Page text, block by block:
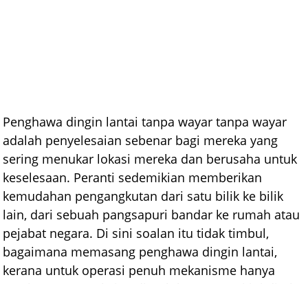
Penghawa dingin lantai tanpa wayar tanpa wayar
adalah penyelesaian sebenar bagi mereka yang
sering menukar lokasi mereka dan berusaha untuk
keselesaan. Peranti sedemikian memberikan
kemudahan pengangkutan dari satu bilik ke bilik
lain, dari sebuah pangsapuri bandar ke rumah atau
pejabat negara. Di sini soalan itu tidak timbul,
bagaimana memasang penghawa dingin lantai,
kerana untuk operasi penuh mekanisme hanya